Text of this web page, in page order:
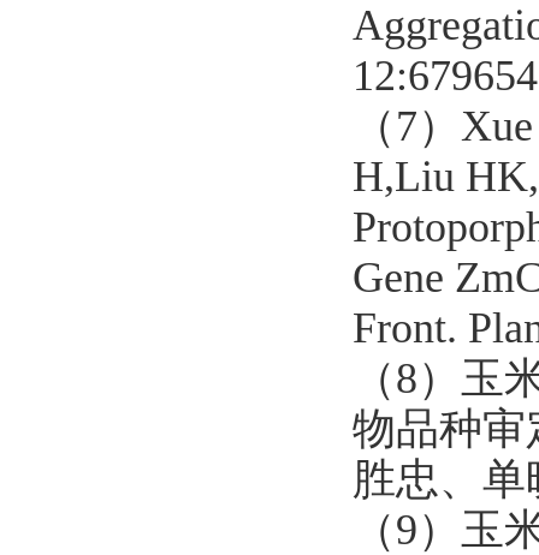
（7）
H,Liu
Gene
Front.
（8） 玉
物品种审
胜忠、单
（9） 玉